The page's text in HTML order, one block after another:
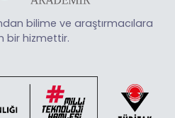
bilime ve araştırmacılara
bir hizmettir.